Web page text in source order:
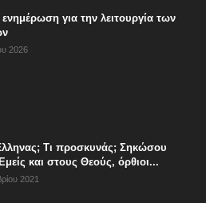
για την λειτουργία των
2026
Τι προσκυνάς; Σηκώσου
και στους Θεούς, όρθιοι...
2021